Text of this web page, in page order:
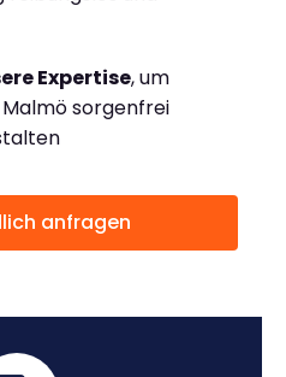
Expertise, um
sorgenfrei
anfragen